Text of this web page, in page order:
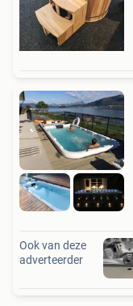
Ook van deze
adverteerder